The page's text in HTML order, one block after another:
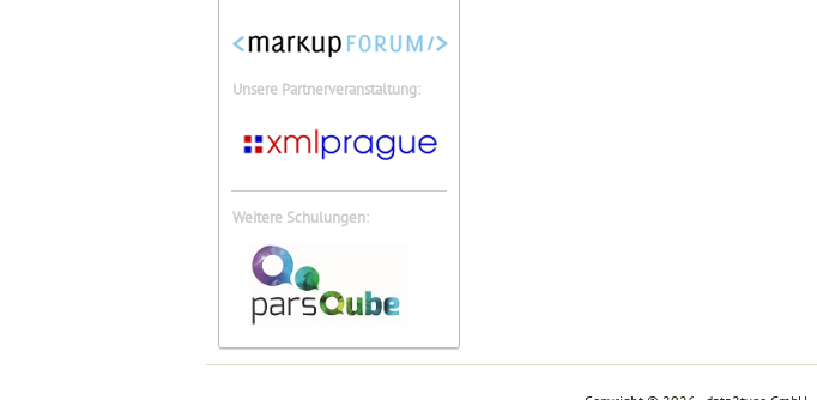
Unsere Partnerveranstaltung:
Weitere Schulungen: